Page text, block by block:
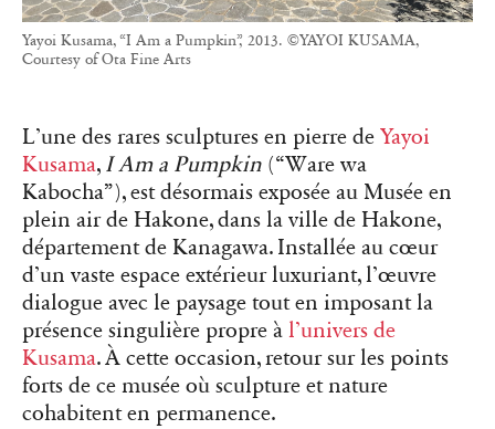
Yayoi Kusama, “I Am a Pumpkin”, 2013. ©YAYOI KUSAMA,
Courtesy of Ota Fine Arts
L’une des rares sculptures en pierre de Yayoi
Kusama, I Am a Pumpkin (“Ware wa
Kabocha”), est désormais exposée au Musée en
plein air de Hakone, dans la ville de Hakone,
département de Kanagawa. Installée au cœur
d’un vaste espace extérieur luxuriant, l’œuvre
dialogue avec le paysage tout en imposant la
présence singulière propre à l’univers de
Kusama. À cette occasion, retour sur les points
forts de ce musée où sculpture et nature
cohabitent en permanence.